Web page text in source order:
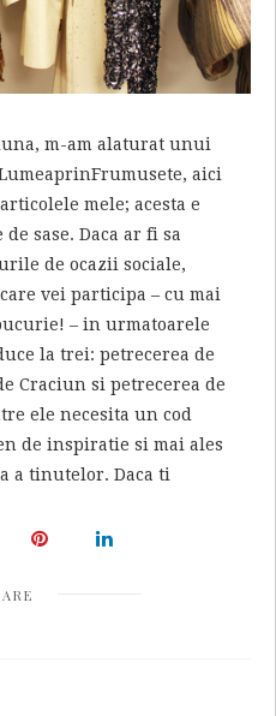
m-am alaturat unui
aici
mele; acesta e
sase. Daca ar fi sa
de ocazii sociale,
vei participa – cu mai
– in urmatoarele
la trei: petrecerea de
Craciun si petrecerea de
ele necesita un cod
de inspiratie si mai ales
a tinutelor. Daca ti